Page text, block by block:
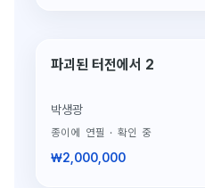
단 1점뿐인 원작
파괴된 터전에서 2
박생광
종이에 연필 · 확인 중
₩2,000,000